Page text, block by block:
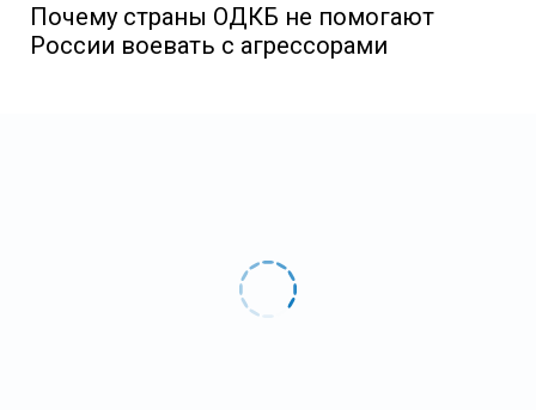
Почему страны ОДКБ не помогают
России воевать с агрессорами